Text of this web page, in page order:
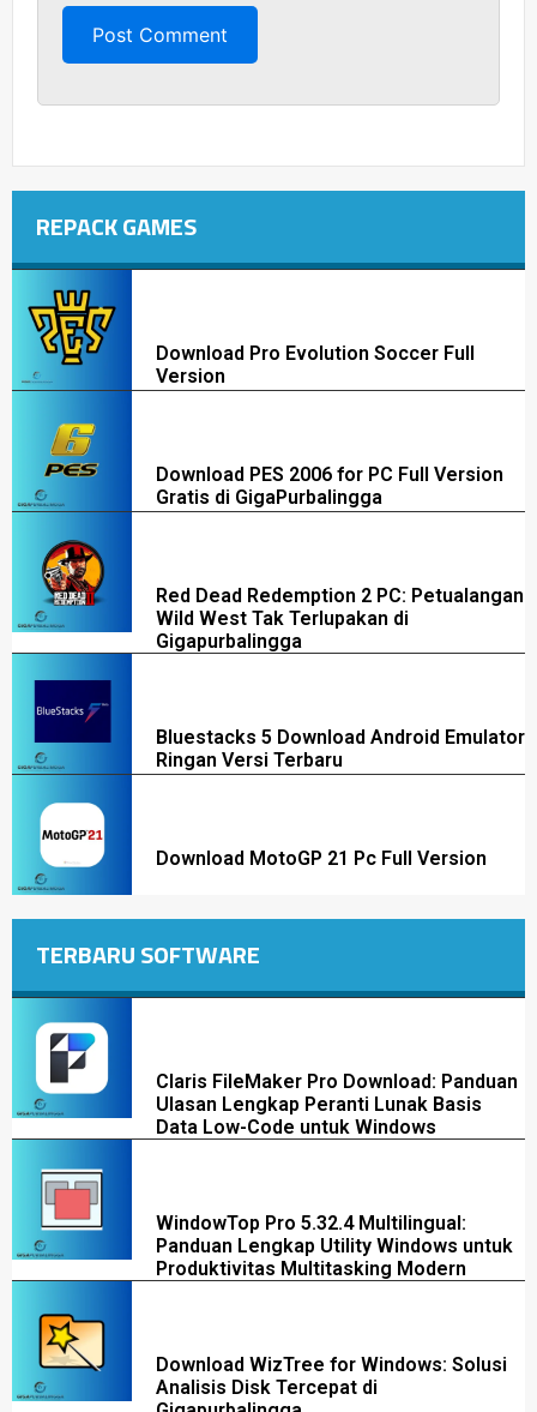
REPACK GAMES
Download Pro Evolution Soccer Full
Version
Download PES 2006 for PC Full Version
Gratis di GigaPurbalingga
Red Dead Redemption 2 PC: Petualangan
Wild West Tak Terlupakan di
Gigapurbalingga
Bluestacks 5 Download Android Emulator
Ringan Versi Terbaru
Download MotoGP 21 Pc Full Version
TERBARU SOFTWARE
Claris FileMaker Pro Download: Panduan
Ulasan Lengkap Peranti Lunak Basis
Data Low-Code untuk Windows
WindowTop Pro 5.32.4 Multilingual:
Panduan Lengkap Utility Windows untuk
Produktivitas Multitasking Modern
Download WizTree for Windows: Solusi
Analisis Disk Tercepat di